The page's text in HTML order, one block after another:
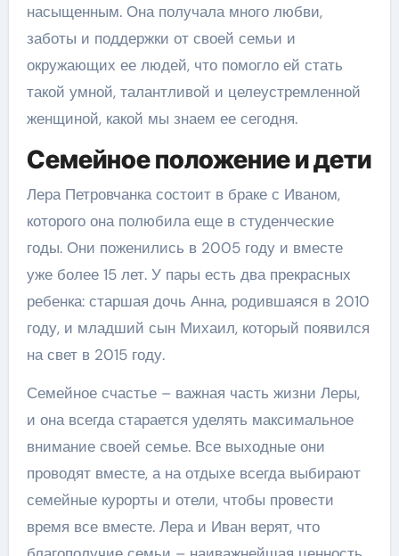
насыщенным. Она получала много любви,
заботы и поддержки от своей семьи и
окружающих ее людей, что помогло ей стать
такой умной, талантливой и целеустремленной
женщиной, какой мы знаем ее сегодня.
Семейное положение и дети
Лера Петровчанка состоит в браке с Иваном,
которого она полюбила еще в студенческие
годы. Они поженились в 2005 году и вместе
уже более 15 лет. У пары есть два прекрасных
ребенка: старшая дочь Анна, родившаяся в 2010
году, и младший сын Михаил, который появился
на свет в 2015 году.
Семейное счастье – важная часть жизни Леры,
и она всегда старается уделять максимальное
внимание своей семье. Все выходные они
проводят вместе, а на отдыхе всегда выбирают
семейные курорты и отели, чтобы провести
время все вместе. Лера и Иван верят, что